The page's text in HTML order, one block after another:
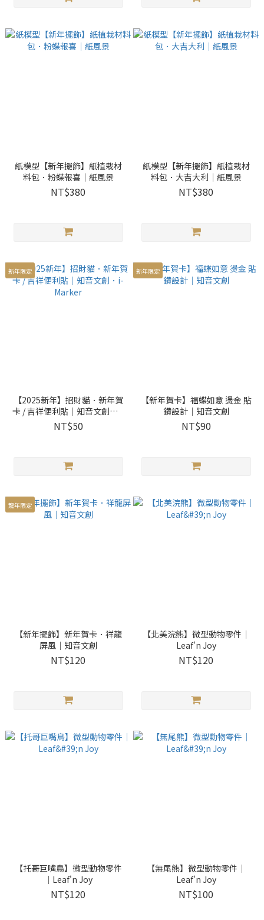
紙模型【新年擺飾】紙植栽材
料包．粉蝶報喜｜紙風景
NT$380
紙模型【新年擺飾】紙植栽材
料包．大吉大利｜紙風景
NT$380
新年限定
【2025新年】招財貓．新年賀
卡 / 吉祥便利貼｜知音文創．i-
Marker
NT$50
新年限定
【新年賀卡】福蝶如意 燙金 貼
鑽設計｜知音文創
NT$90
龍年限定
【新年擺飾】新年賀卡．祥龍
屏風｜知音文創
NT$120
【北美浣熊】微型動物零件｜
Leaf'n Joy
NT$120
【托哥巨嘴鳥】微型動物零件
｜Leaf'n Joy
NT$120
【無尾熊】微型動物零件｜
Leaf'n Joy
NT$100